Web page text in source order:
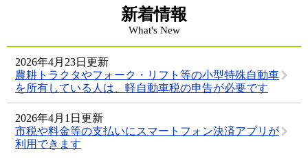
新着情報
What's New
2026年4月23日更新
農耕トラクタやフォーク・リフト等の小型特殊自動車
を所有している人は、軽自動車税の申告が必要です
2026年4月1日更新
市税や料金等の支払いにスマートフォン決済アプリが
利用できます